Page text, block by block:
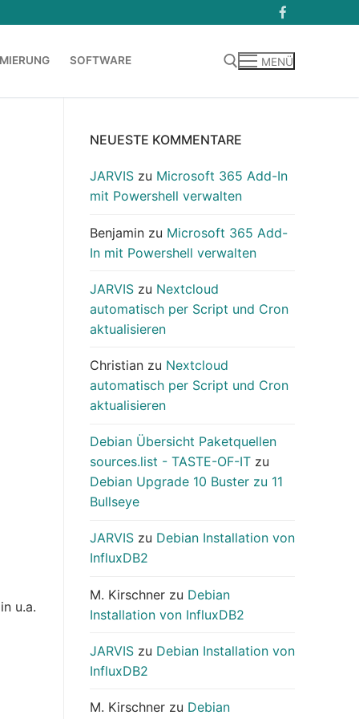
SOFTWARE MENÜ
u.a.
NEUESTE KOMMENTARE
JARVIS zu Microsoft 365 Add-In
mit Powershell verwalten
Benjamin zu Microsoft 365 Add-
In mit Powershell verwalten
JARVIS zu Nextcloud
automatisch per Script und Cron
aktualisieren
Christian zu Nextcloud
automatisch per Script und Cron
aktualisieren
Debian Übersicht Paketquellen
sources.list - TASTE-OF-IT zu
Debian Upgrade 10 Buster zu 11
Bullseye
JARVIS zu Debian Installation von
InfluxDB2
M. Kirschner zu Debian
Installation von InfluxDB2
JARVIS zu Debian Installation von
InfluxDB2
M. Kirschner zu Debian